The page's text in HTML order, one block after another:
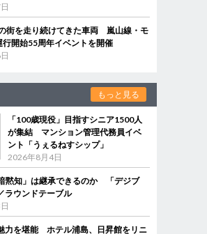
街を走り続けてきた車両 嵐山線・モ
開始55周年イベントを開催
もっと見る
「100歳現役」目指すシニア1500人
が集結 マンション管理代務員イベ
ント「うぇるねすシップ」
2026年8月4日
黙知」は継承できるのか 「デジブ
ラウンドテーブル
力を堪能 ホテル浦島、日昇館をリニ